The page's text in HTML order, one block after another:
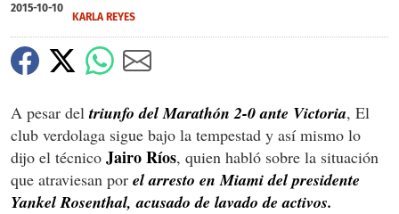
2015-10-10
KARLA REYES
A pesar deltriunfo del Marathón 2-0 ante Victoria, El
club verdolaga sigue bajo la tempestad y así mismo lo
dijo el técnico Jairo Ríos, quien habló sobre la situación
que atraviesan por el arresto en Miami del presidente
Yankel Rosenthal, acusado de lavado de activos.